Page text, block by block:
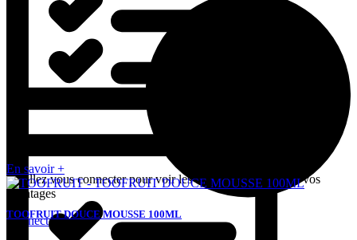
Veuillez vous connecter pour voir les tarifs et bénéficier de vos
avantages
Connectez-vous
En savoir +
TOOFRUIT DOUCE MOUSSE 100ML